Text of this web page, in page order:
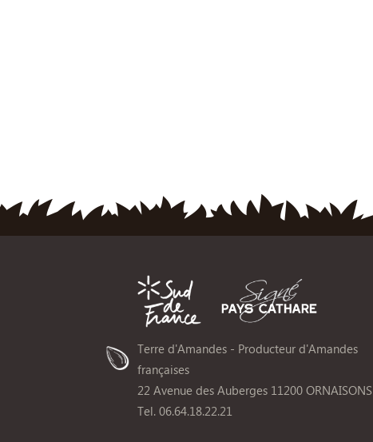
Terre d'Amandes - Producteur d'Amandes
françaises
22 Avenue des Auberges 11200 ORNAISONS
Tel. 06.64.18.22.21